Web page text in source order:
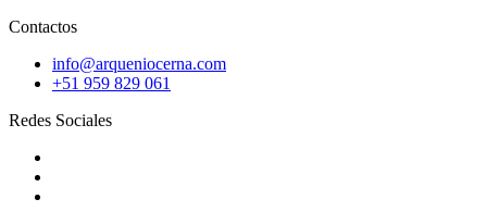
Contactos
info@arqueniocerna.com
+51 959 829 061
Redes Sociales